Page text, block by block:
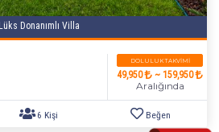
Lüks Donanımlı Villa
DOLULUK TAKVIMI
49,950 ~ 159,950
Aralığında